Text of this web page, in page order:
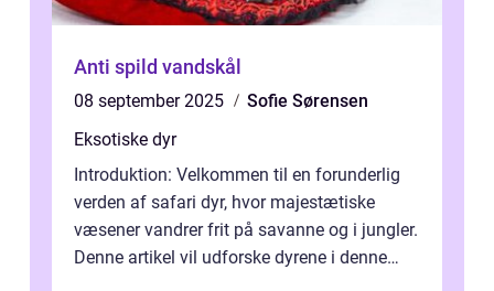
Anti spild vandskål
08 september 2025
Sofie Sørensen
Eksotiske dyr
Introduktion: Velkommen til en forunderlig
verden af safari dyr, hvor majestætiske
væsener vandrer frit på savanne og i jungler.
Denne artikel vil udforske dyrene i denne